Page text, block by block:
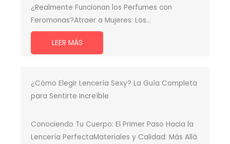
¿Realmente Funcionan los Perfumes con
Feromonas?Atraer a Mujeres: Los…
LEER MÁS
¿Cómo Elegir Lencería Sexy? La Guía Completa
para Sentirte Increíble
Conociendo Tu Cuerpo: El Primer Paso Hacia la
Lencería PerfectaMateriales y Calidad: Más Allá